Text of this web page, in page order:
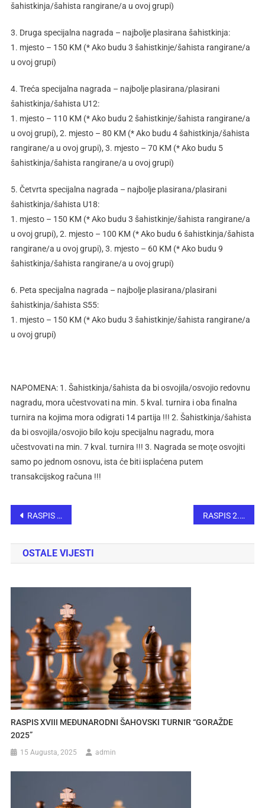
šahistkinja/šahista rangirane/a u ovoj grupi)
3. Druga specijalna nagrada – najbolje plasirana šahistkinja:
1. mjesto – 150 KM (* Ako budu 3 šahistkinje/šahista rangirane/a
u ovoj grupi)
4. Treća specijalna nagrada – najbolje plasirana/plasirani
šahistkinja/šahista U12:
1. mjesto – 110 KM (* Ako budu 2 šahistkinje/šahista rangirane/a
u ovoj grupi), 2. mjesto – 80 KM (* Ako budu 4 šahistkinja/šahista
rangirane/a u ovoj grupi), 3. mjesto – 70 KM (* Ako budu 5
šahistkinja/šahista rangirane/a u ovoj grupi)
5. Četvrta specijalna nagrada – najbolje plasirana/plasirani
šahistkinja/šahista U18:
1. mjesto – 150 KM (* Ako budu 3 šahistkinje/šahista rangirane/a
u ovoj grupi), 2. mjesto – 100 KM (* Ako budu 6 šahistkinja/šahista
rangirane/a u ovoj grupi), 3. mjesto – 60 KM (* Ako budu 9
šahistkinja/šahista rangirane/a u ovoj grupi)
6. Peta specijalna nagrada – najbolje plasirana/plasirani
šahistkinja/šahista S55:
1. mjesto – 150 KM (* Ako budu 3 šahistkinje/šahista rangirane/a
u ovoj grupi)
NAPOMENA: 1. Šahistkinja/šahista da bi osvojila/osvojio redovnu
nagradu, mora učestvovati na min. 5 kval. turnira i oba finalna
turnira na kojima mora odigrati 14 partija !!! 2. Šahistkinja/šahista
da bi osvojila/osvojio bilo koju specijalnu nagradu, mora
učestvovati na min. 7 kval. turnira !!! 3. Nagrada se moţe osvojiti
samo po jednom osnovu, ista će biti isplaćena putem
transakcijskog računa !!!
RASPIS 2. AMATERSKI RAPID TURNIR U ŠAHU – INGSMA 2025 RASPIS 2. MEMORIJALNOG ŠAHOVSKOG TURNIRA „SJEĆANJE NA MIRSADA DIZDAREVIĆA“
OSTALE VIJESTI
RASPIS XVIII MEĐUNARODNI ŠAHOVSKI TURNIR “GORAŽDE
2025”
15 Augusta, 2025 admin